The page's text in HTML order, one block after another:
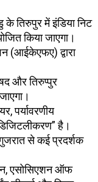
के तिरुपुर में इंडिया निट
किया जाएगा।
(आईकेएफए) द्वारा
और तिरुप्पुर
पर्यावरणीय
है।
से कई प्रदर्शक
एसोसिएशन ऑफ